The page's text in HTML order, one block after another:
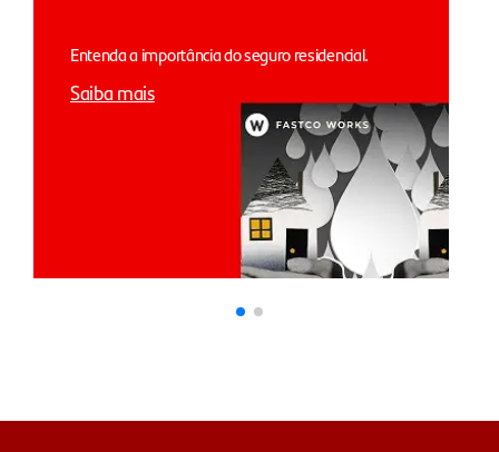
Entenda a importância do seguro residencial.
Saiba mais